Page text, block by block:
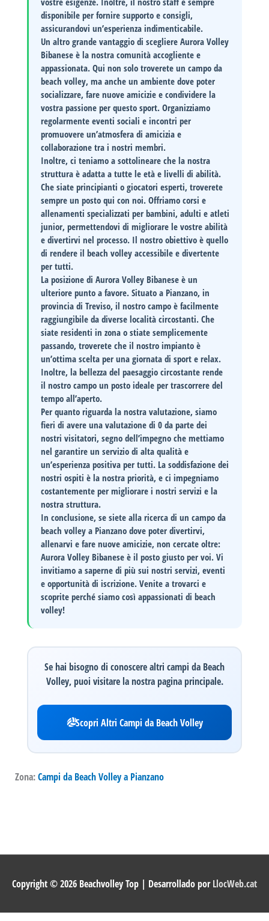
disponibile per fornire supporto e consigli,
assicurandovi un’esperienza indimenticabile.
Un altro grande vantaggio di scegliereAurora Volley
Bibanese è la nostracomunità accogliente e
appassionata. Qui non solo troverete un campo da
beach volley, ma anche un ambiente dove poter
socializzare, fare nuove amicizie e condividere la
vostra passione per questo sport. Organizziamo
regolarmente eventi sociali e incontri per
promuovere un’atmosfera di amicizia e
collaborazione tra i nostri membri.
Inoltre, ci teniamo a sottolineare che la nostra
struttura èadatta a tutte le età e livelli di abilità.
Che siate principianti o giocatori esperti, troverete
sempre un posto qui con noi. Offriamo corsi e
allenamenti specializzati per bambini, adulti e atleti
junior, permettendovi di migliorare le vostre abilità
e divertirvi nel processo. Il nostro obiettivo è quello
di rendere il beach volley accessibile e divertente
per tutti.
La posizione diAurora Volley Bibanese è un
ulteriore punto a favore. Situato a Pianzano, in
provincia di Treviso, il nostro campo è facilmente
raggiungibile da diverse località circostanti. Che
siate residenti in zona o stiate semplicemente
passando, troverete che il nostro impianto è
un’ottima scelta per una giornata di sport e relax.
Inoltre, la bellezza del paesaggio circostante rende
il nostro campo un posto ideale per trascorrere del
tempo all’aperto.
Per quanto riguarda la nostra valutazione, siamo
fieri di avere unavalutazione di 0 da parte dei
nostri visitatori, segno dell’impegno che mettiamo
nel garantire un servizio di alta qualità e
un’esperienza positiva per tutti. La soddisfazione dei
nostri ospiti è la nostra priorità, e ci impegniamo
costantemente per migliorare i nostri servizi e la
nostra struttura.
In conclusione, se siete alla ricerca di un campo da
beach volley a Pianzano dove poter divertirvi,
allenarvi e fare nuove amicizie, non cercate oltre:
Aurora Volley Bibanese è il posto giusto per voi. Vi
invitiamo asaperne di più sui nostri servizi, eventi
e opportunità di iscrizione. Venite a trovarci e
scoprite perché siamo così appassionati di beach
volley!
Se hai bisogno di conoscere altri campi da Beach
Volley, puoi visitare la nostra pagina principale.
Scopri Altri Campi da Beach Volley
Zona:Campi da Beach Volley a Pianzano
Copyright © 2026 Beachvolley Top | Desarrollado porLlocWeb.cat